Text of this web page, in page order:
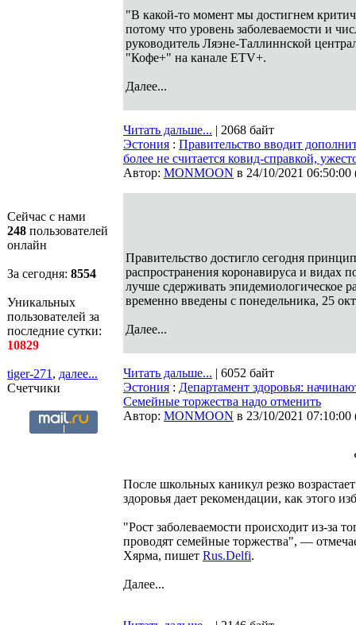
Сейчас с нами
248 пользователей
онлайн
За сегодня: 8554
Уникальных
пользователей за
последние сутки:
10829
tiger-271 , далее...
Счетчики
"В какой-то момент мы достигнем
потому что уровень заболеваемости и
руководитель Ляэне-Таллиннской
"Кофе+" на канале ETV+.
Далее...
Читать дальше... | 2068 байт
Эстония : Правительство вводит
более не считается ковид-справкой,
Автор: MONMOON в 24/10/2021 06:50:00
Правительство достигло сегодня
распространения коронавируса и видах
лучше сдерживать эпидемиологическое
временно введены с понедельника, 25
Далее...
Читать дальше... | 6052 байт
Эстония : Департамент здоровья:
Семейные торжества надо отменить
Автор: MONMOON в 23/10/2021 07:10:00
После школьных каникул резко
здоровья дает рекомендации, как этого
"Рост заболеваемости происходит из-за
проводят семейные торжества", —
Хярма, пишет Rus.Delfi.
Далее...